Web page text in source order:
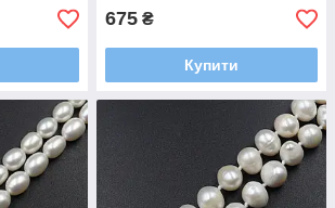
675 ₴
Купити